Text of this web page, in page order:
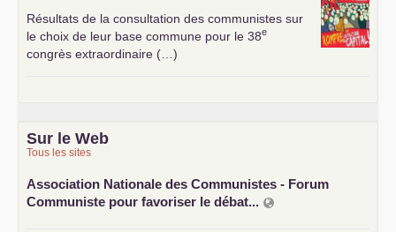
Résultats de la consultation des communistes sur
le choix de leur base commune pour le 38e
congrès extraordinaire (…)
Sur le Web
Tous les sites
Association Nationale des Communistes - Forum
Communiste pour favoriser le débat...